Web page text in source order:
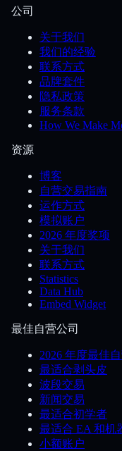
公司
关于我们
我们的经验
联系方式
品牌套件
隐私政策
服务条款
How We Make
资源
博客
自营交易指南
运作方式
模拟账户
2026 年度奖项
关于我们
联系方式
Statistics
Data Hub
Embed Widget
最佳自营公司
2026 年度最佳
最适合剥头皮
波段交易
新闻交易
最适合初学者
最适合 EA 和机
小额账户